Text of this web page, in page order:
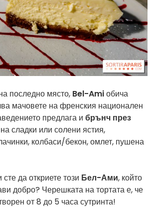
последно място, Bel-Amiобича
мачовете на френския национален
предлага и брънч през
сладки или солени ястия,
колбаси/бекон, омлет, пушена
да откриете този Бел-Ами, който
добро? Черешката на тортата е, че
от 8 до 5 часа сутринта!